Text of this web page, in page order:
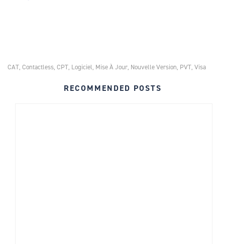
CAT, Contactless, CPT, Logiciel, Mise À Jour, Nouvelle Version, PVT, Visa
RECOMMENDED POSTS